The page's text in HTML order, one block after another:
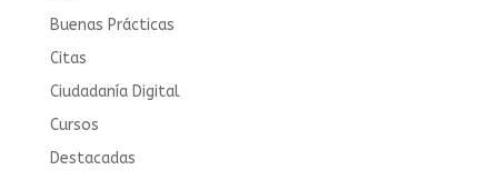
Buenas Prácticas
Citas
Ciudadanía Digital
Cursos
Destacadas